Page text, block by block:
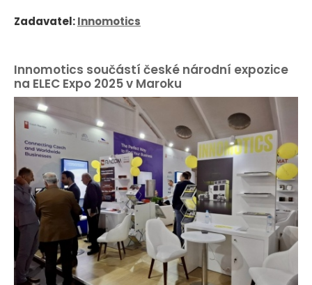
Zadavatel:Innomotics
Innomotics součástí české národní expozice
na ELEC Expo 2025 v Maroku